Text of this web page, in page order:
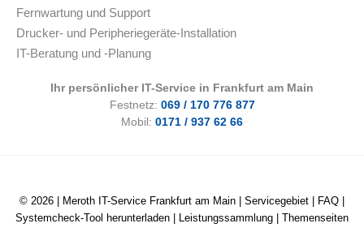
Fernwartung und Support
Drucker- und Peripheriegeräte-Installation
IT-Beratung und -Planung
Ihr persönlicher IT-Service in Frankfurt am Main
Festnetz: 069 / 170 776 877
Mobil: 0171 / 937 62 66
© 2026 | Meroth IT-Service Frankfurt am Main Servicegebiet FAQ
Systemcheck-Tool herunterladen
Leistungssammlung Themenseiten